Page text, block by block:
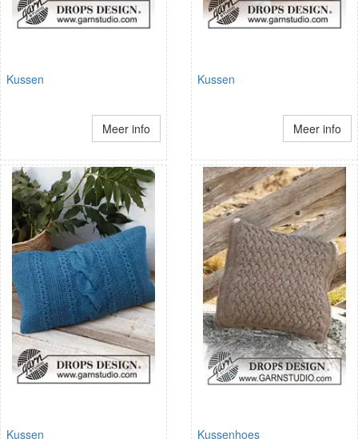
Kussen
Meer info
Kussen
Meer info
Kussen Kussenhoes